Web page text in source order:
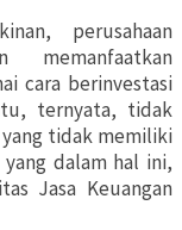
perusahaan
cara berinvestasi
ternyata, tidak
tidak memiliki
dalam hal ini,
Jasa Keuangan